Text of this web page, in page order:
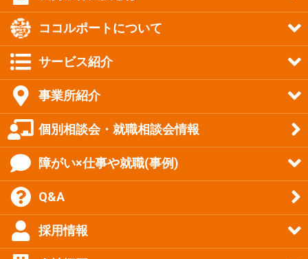
ココルポートについて
サービス紹介
事業所紹介
個別相談会・就職相談会情報
障がい×仕事や就職(事例)
Q&A
採用情報